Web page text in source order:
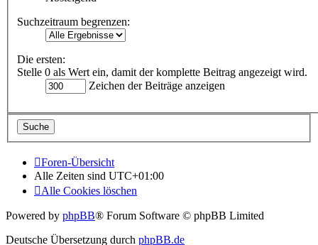
Suchzeitraum begrenzen:
Die ersten:
Stelle 0 als Wert ein, damit der komplette Beitrag angezeigt wird.
Zeichen der Beiträge anzeigen
Foren-Übersicht
Alle Zeiten sind UTC+01:00
Alle Cookies löschen
Powered by phpBB® Forum Software © phpBB Limited
Deutsche Übersetzung durch phpBB.de